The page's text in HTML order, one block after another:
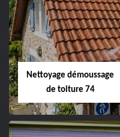
Nettoyage démoussage
de toiture 74